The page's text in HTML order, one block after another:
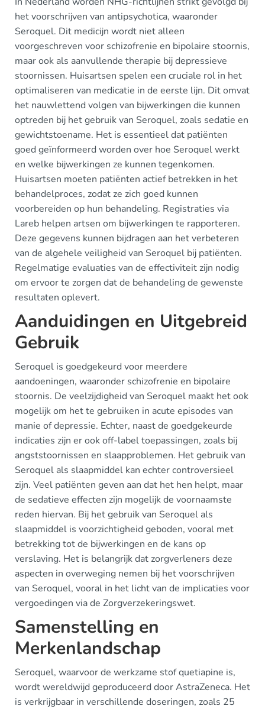
het voorschrijven van antipsychotica, waaronder
Seroquel. Dit medicijn wordt niet alleen
voorgeschreven voor schizofrenie en bipolaire stoornis,
maar ook als aanvullende therapie bij depressieve
stoornissen. Huisartsen spelen een cruciale rol in het
optimaliseren van medicatie in de eerste lijn. Dit omvat
het nauwlettend volgen van bijwerkingen die kunnen
optreden bij het gebruik van Seroquel, zoals sedatie en
gewichtstoename. Het is essentieel dat patiënten
goed geïnformeerd worden over hoe Seroquel werkt
en welke bijwerkingen ze kunnen tegenkomen.
Huisartsen moeten patiënten actief betrekken in het
behandelproces, zodat ze zich goed kunnen
voorbereiden op hun behandeling. Registraties via
Lareb helpen artsen om bijwerkingen te rapporteren.
Deze gegevens kunnen bijdragen aan het verbeteren
van de algehele veiligheid van Seroquel bij patiënten.
Regelmatige evaluaties van de effectiviteit zijn nodig
om ervoor te zorgen dat de behandeling de gewenste
resultaten oplevert.
Aanduidingen en Uitgebreid
Gebruik
Seroquel is goedgekeurd voor meerdere
aandoeningen, waaronder schizofrenie en bipolaire
stoornis. De veelzijdigheid van Seroquel maakt het ook
mogelijk om het te gebruiken in acute episodes van
manie of depressie. Echter, naast de goedgekeurde
indicaties zijn er ook off-label toepassingen, zoals bij
angststoornissen en slaapproblemen. Het gebruik van
Seroquel als slaapmiddel kan echter controversieel
zijn. Veel patiënten geven aan dat het hen helpt, maar
de sedatieve effecten zijn mogelijk de voornaamste
reden hiervan. Bij het gebruik van Seroquel als
slaapmiddel is voorzichtigheid geboden, vooral met
betrekking tot de bijwerkingen en de kans op
verslaving. Het is belangrijk dat zorgverleners deze
aspecten in overweging nemen bij het voorschrijven
van Seroquel, vooral in het licht van de implicaties voor
vergoedingen via de Zorgverzekeringswet.
Samenstelling en
Merkenlandschap
Seroquel, waarvoor de werkzame stof quetiapine is,
wordt wereldwijd geproduceerd door AstraZeneca. Het
is verkrijgbaar in verschillende doseringen, zoals 25